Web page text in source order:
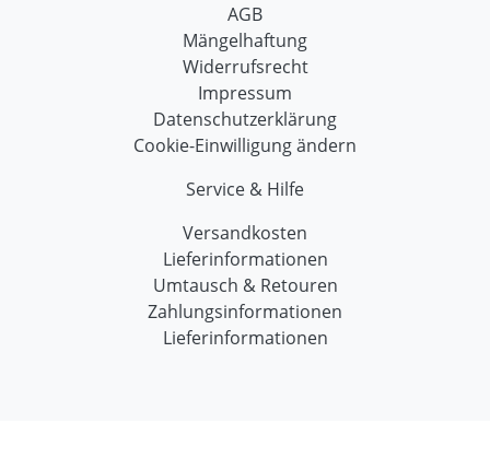
AGB
Mängelhaftung
Widerrufsrecht
Impressum
Datenschutzerklärung
Cookie-Einwilligung ändern
Service & Hilfe
Versandkosten
Lieferinformationen
Umtausch & Retouren
Zahlungsinformationen
Lieferinformationen